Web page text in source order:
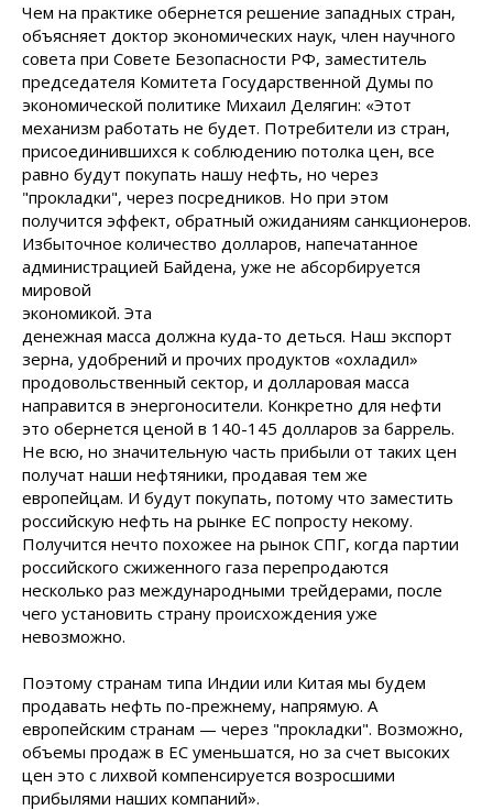
Чем на практике обернется решение западных стран,
объясняет доктор экономических наук, член научного
совета при Совете Безопасности РФ, заместитель
председателя Комитета Государственной Думы по
экономической политике Михаил Делягин: «Этот
механизм работать не будет. Потребители из стран,
присоединившихся к соблюдению потолка цен, все
равно будут покупать нашу нефть, но через
"прокладки", через посредников. Но при этом
получится эффект, обратный ожиданиям санкционеров.
Избыточное количество долларов, напечатанное
администрацией Байдена, уже не абсорбируется
мировой
экономикой. Эта
денежная масса должна куда-то деться. Наш экспорт
зерна, удобрений и прочих продуктов «охладил»
продовольственный сектор, и долларовая масса
направится в энергоносители. Конкретно для нефти
это обернется ценой в 140-145 долларов за баррель.
Не всю, но значительную часть прибыли от таких цен
получат наши нефтяники, продавая тем же
европейцам. И будут покупать, потому что заместить
российскую нефть на рынке ЕС попросту некому.
Получится нечто похожее на рынок СПГ, когда партии
российского сжиженного газа перепродаются
несколько раз международными трейдерами, после
чего установить страну происхождения уже
невозможно.
Поэтому странам типа Индии или Китая мы будем
продавать нефть по-прежнему, напрямую. А
европейским странам — через "прокладки". Возможно,
объемы продаж в ЕС уменьшатся, но за счет высоких
цен это с лихвой компенсируется возросшими
прибылями наших компаний».